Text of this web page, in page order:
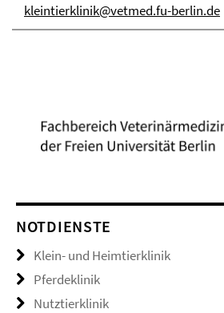
kleintierklinik@vetmed.fu-berlin.de
NOTDIENSTE
Klein- und Heimtierklinik
Pferdeklinik
Nutztierklinik